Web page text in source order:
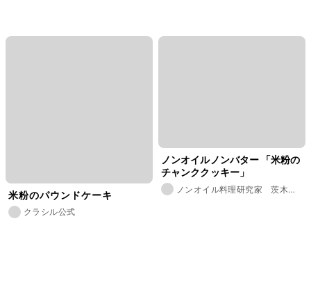
米粉のパウンドケーキ
クラシル公式
ノンオイルノンバター 「米粉の
チャンククッキー」
ノンオイル料理研究家 茨木く